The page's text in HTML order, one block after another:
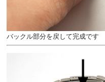
バックル部分を戻して完成です